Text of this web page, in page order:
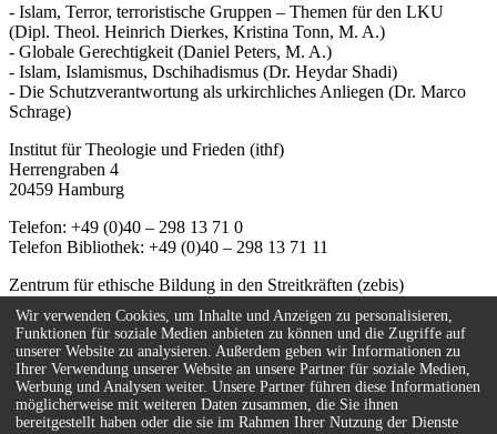
- Islam, Terror, terroristische Gruppen – Themen für den LKU
(Dipl. Theol. Heinrich Dierkes, Kristina Tonn, M. A.)
- Globale Gerechtigkeit (Daniel Peters, M. A.)
- Islam, Islamismus, Dschihadismus (Dr. Heydar Shadi)
- Die Schutzverantwortung als urkirchliches Anliegen (Dr. Marco
Schrage)
Institut für Theologie und Frieden (ithf)
Herrengraben 4
20459 Hamburg
Telefon: +49 (0)40 – 298 13 71 0
Telefon Bibliothek: +49 (0)40 – 298 13 71 11
Zentrum für ethische Bildung in den Streitkräften (zebis)
20459 Hamburg
Telefon: +49 (0)40 – 67 08 59 - 55
E-Mail:info(at)zebis.eu
Kontakt
Wir verwenden Cookies, um Inhalte und Anzeigen zu personalisieren,
Funktionen für soziale Medien anbieten zu können und die Zugriffe auf
unserer Website zu analysieren. Außerdem geben wir Informationen zu
Ihrer Verwendung unserer Website an unsere Partner für soziale Medien,
Werbung und Analysen weiter. Unsere Partner führen diese Informationen
möglicherweise mit weiteren Daten zusammen, die Sie ihnen
bereitgestellt haben oder die sie im Rahmen Ihrer Nutzung der Dienste